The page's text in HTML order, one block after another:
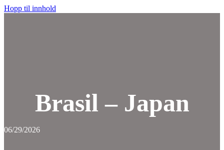
Hopp til innhold
Brasil – Japan
06/29/2026